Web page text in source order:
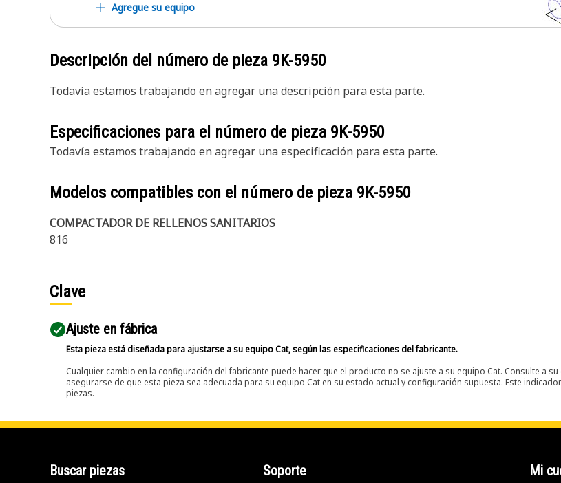
Agregue su equipo
Descripción del número de pieza 9K-5950
Todavía estamos trabajando en agregar una descripción para esta parte.
Especificaciones para el número de pieza 9K-5950
Todavía estamos trabajando en agregar una especificación para esta parte.
Modelos compatibles con el número de pieza 9K-5950
COMPACTADOR DE RELLENOS SANITARIOS
816
Clave
Ajuste en fábrica
Esta pieza está diseñada para ajustarse a su equipo Cat, según las especificaciones del fabricante.
Cualquier cambio en la configuración del fabricante puede hacer que el producto no se ajuste a su equipo Cat. Consulte a
asegurarse de que esta pieza sea adecuada para su equipo Cat en su estado actual y configuración supuesta. Este
piezas.
Buscar piezas Soporte Mi